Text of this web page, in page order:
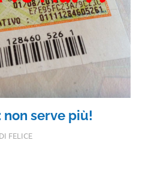
serve più!
FELICE